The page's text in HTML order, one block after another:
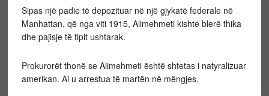
Sipas një padie të depozituar në një gjykatë federale në
Manhattan, që nga viti 1915, Alimehmeti kishte blerë thika
dhe pajisje të tipit ushtarak.
Prokurorët thonë se Alimehmeti është shtetas i natyralizuar
amerikan. Ai u arrestua të martën në mëngjes.